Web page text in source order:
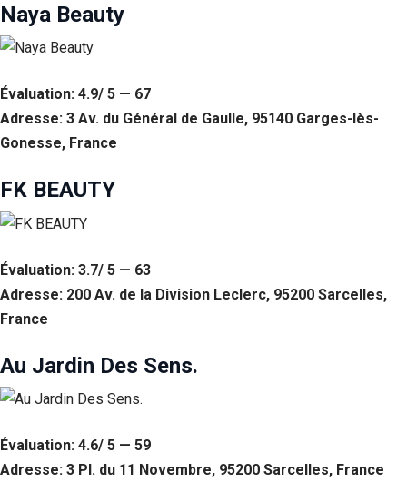
Naya Beauty
Évaluation: 4.9/ 5 — 67
Adresse: 3 Av. du Général de Gaulle, 95140 Garges-lès-
Gonesse, France
FK BEAUTY
Évaluation: 3.7/ 5 — 63
Adresse: 200 Av. de la Division Leclerc, 95200 Sarcelles,
France
Au Jardin Des Sens.
Évaluation: 4.6/ 5 — 59
Adresse: 3 Pl. du 11 Novembre, 95200 Sarcelles, France
voir du
offres